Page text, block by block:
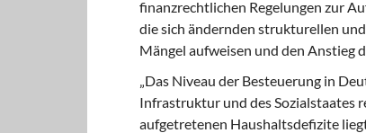
finanzrechtlichen Regelungen zur
die sich ändernden strukturellen
Mängel aufweisen und den Anstieg
„Das Niveau der Besteuerung in
Infrastruktur und des Sozialstaates
aufgetretenen Haushaltsdefizite